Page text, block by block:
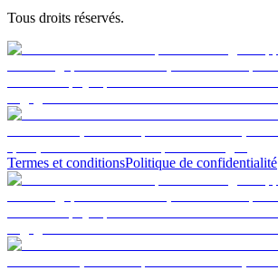
Tous droits réservés.
Termes et conditionsPolitique de confidentialité